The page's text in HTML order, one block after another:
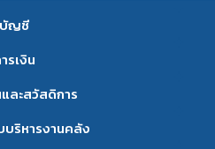
ญชี
รเงิน
ละสวัสดิการ
ริหารงานคลัง